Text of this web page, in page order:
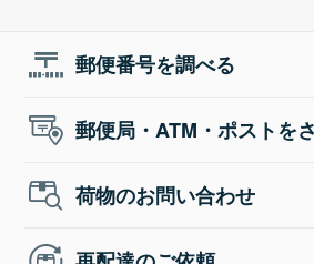
郵便番号を調べる
郵便局・ATM・ポストを
荷物のお問い合わせ